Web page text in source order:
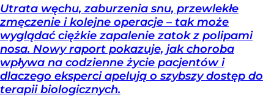
Utrata węchu, zaburzenia snu, przewlekłe
zmęczenie i kolejne operacje – tak może
wyglądać ciężkie zapalenie zatok z polipami
nosa. Nowy raport pokazuje, jak choroba
wpływa na codzienne życie pacjentów i
dlaczego eksperci apelują o szybszy dostęp do
terapii biologicznych.